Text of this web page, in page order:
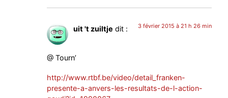
uit 't zuiltje dit : 3 février 2015 à 21 h 26 min
@ Tourn’
http://www.rtbf.be/video/detail_franken-
presente-a-anvers-les-resultats-de-l-action-